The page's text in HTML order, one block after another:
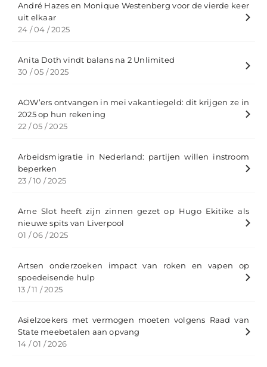
André Hazes en Monique Westenberg voor de vierde keer
uit elkaar​
24 / 04 / 2025
Anita Doth vindt balans na 2 Unlimited
30 / 05 / 2025
AOW’ers ontvangen in mei vakantiegeld: dit krijgen ze in
2025 op hun rekening
22 / 05 / 2025
Arbeidsmigratie in Nederland: partijen willen instroom
beperken
23 / 10 / 2025
Arne Slot heeft zijn zinnen gezet op Hugo Ekitike als
nieuwe spits van Liverpool
01 / 06 / 2025
Artsen onderzoeken impact van roken en vapen op
spoedeisende hulp
13 / 11 / 2025
Asielzoekers met vermogen moeten volgens Raad van
State meebetalen aan opvang
14 / 01 / 2026